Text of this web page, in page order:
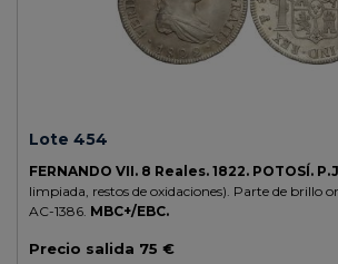
Lote 454
FERNANDO VII. 8 Reales. 1822. POTOSÍ.
limpiada, restos de oxidaciones). Parte de brillo
AC-1386. MBC+/EBC.
Precio salida 75 €